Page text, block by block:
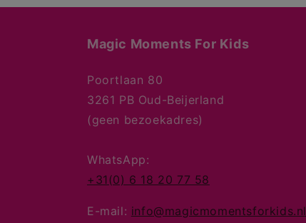
Magic Moments For Kids
Poortlaan 80
3261 PB Oud-Beijerland
(geen bezoekadres)
WhatsApp:
+31(0) 6 18 20 77 58
E-mail: info@magicmomentsforkids.nl